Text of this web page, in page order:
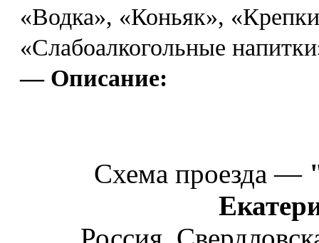
«Водка», «Коньяк»,
«Слабоалкогольные
— Описание:
Схема проезда —